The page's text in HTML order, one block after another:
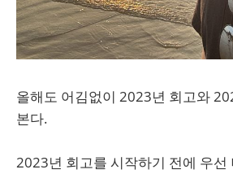
올해도 어김없이 2023년 회고와
본다.
2023년 회고를 시작하기 전에 우선